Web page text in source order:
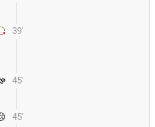
39'
45'
45'